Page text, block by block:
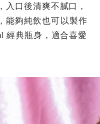
入口後清爽不膩口，
能夠純飲也可以製作
經典瓶身，適合喜愛